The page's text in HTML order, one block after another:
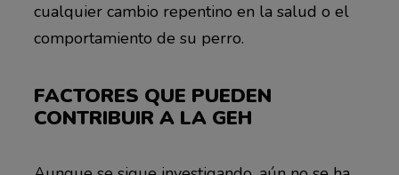
cualquier cambio repentino en la salud o el
comportamiento de su perro.
FACTORES QUE PUEDEN
CONTRIBUIR A LA GEH